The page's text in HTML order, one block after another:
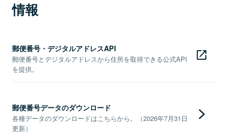
情報
郵便番号・デジタルアドレスAPI
郵便番号とデジタルアドレスから住所を取得できる公式API
を提供。
郵便番号データのダウンロード
各種データのダウンロードはこちらから。（2026年7月31日
更新）